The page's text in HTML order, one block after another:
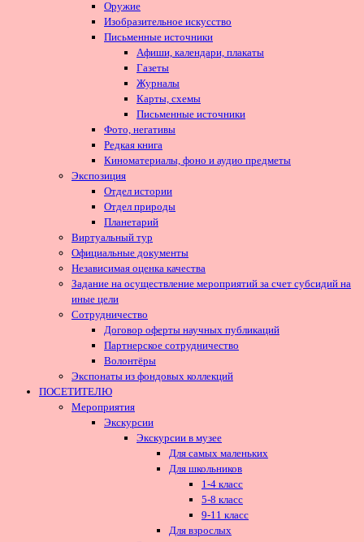
Оружие
Изобразительное искусство
Письменные источники
Афиши, календари, плакаты
Газеты
Журналы
Карты, схемы
Письменные источники
Фото, негативы
Редкая книга
Киноматериалы, фоно и аудио предметы
Экспозиция
Отдел истории
Отдел природы
Планетарий
Виртуальный тур
Официальные документы
Независимая оценка качества
Задание на осуществление мероприятий за счет субсидий на
иные цели
Сотрудничество
Договор оферты научных публикаций
Партнерское сотрудничество
Волонтёры
Экспонаты из фондовых коллекций
ПОСЕТИТЕЛЮ
Мероприятия
Экскурсии
Экскурсии в музее
Для самых маленьких
Для школьников
1-4 класс
5-8 класс
9-11 класс
Для взрослых